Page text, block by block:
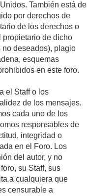
También está de
por derechos de
de los derechos o
propietario de dicho
no deseados), plagio
esquemas
en este foro.
el Staff o los
de los mensajes.
cada uno de los
responsables de
integridad o
en el Foro. Los
del autor, y no
su Staff, sus
a cualquiera que
censurable a